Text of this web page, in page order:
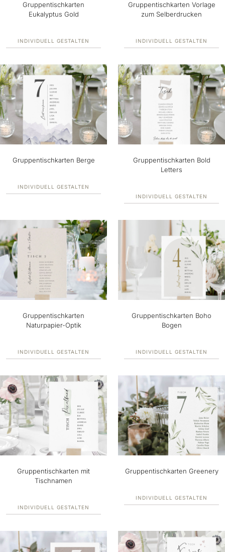
Gruppentischkarten
Eukalyptus Gold
INDIVIDUELL GESTALTEN
Gruppentischkarten Vorlage
zum Selberdrucken
INDIVIDUELL GESTALTEN
Gruppentischkarten Berge
INDIVIDUELL GESTALTEN
Gruppentischkarten Bold
Letters
INDIVIDUELL GESTALTEN
Gruppentischkarten
Naturpapier-Optik
INDIVIDUELL GESTALTEN
Gruppentischkarten Boho
Bogen
INDIVIDUELL GESTALTEN
Gruppentischkarten mit
Tischnamen
INDIVIDUELL GESTALTEN
Gruppentischkarten Greenery
INDIVIDUELL GESTALTEN